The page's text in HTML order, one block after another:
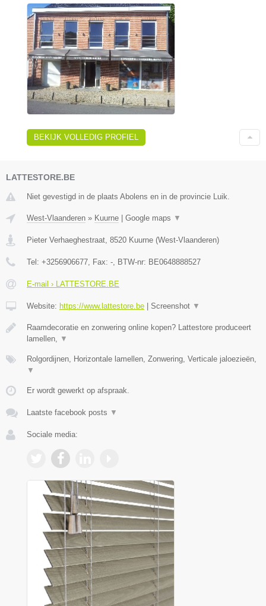
BEKIJK VOLLEDIG PROFIEL
LATTESTORE.BE
Niet gevestigd in de plaats Abolens en in de provincie Luik.
West-Vlaanderen » Kuurne | Google maps ▼
Pieter Verhaeghestraat 8520 Kuurne (West-Vlaanderen)
Tel: +3256906677 , Fax: - , BTW-nr: BE0648888527
E-mail › LATTESTORE.BE
Website: https://www.lattestore.be | Screenshot ▼
Raamdecoratie en zonwering online kopen? Lattestore produceert
lamellen,
▼
Rolgordijnen, Horizontale lamellen, Zonwering, Verticale jaloezieën,
▼
Er wordt gewerkt op afspraak.
Laatste facebook posts ▼
Sociale media: